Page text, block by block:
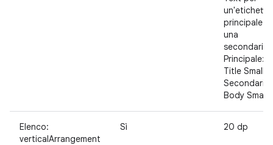
un'etichetta
principale e
una
secondaria
Principale:
Title Small
Secondaria:
Body Small
Elenco:
verticalArrangement
Sì 20 dp